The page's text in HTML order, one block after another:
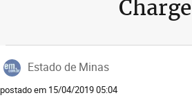
Charge
Estado de Minas
postado em 15/04/2019 05:04